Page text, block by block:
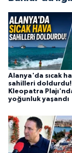
Alanya'da sıcak
sahilleri doldurdu!
Kleopatra
yoğunluk yaşandı